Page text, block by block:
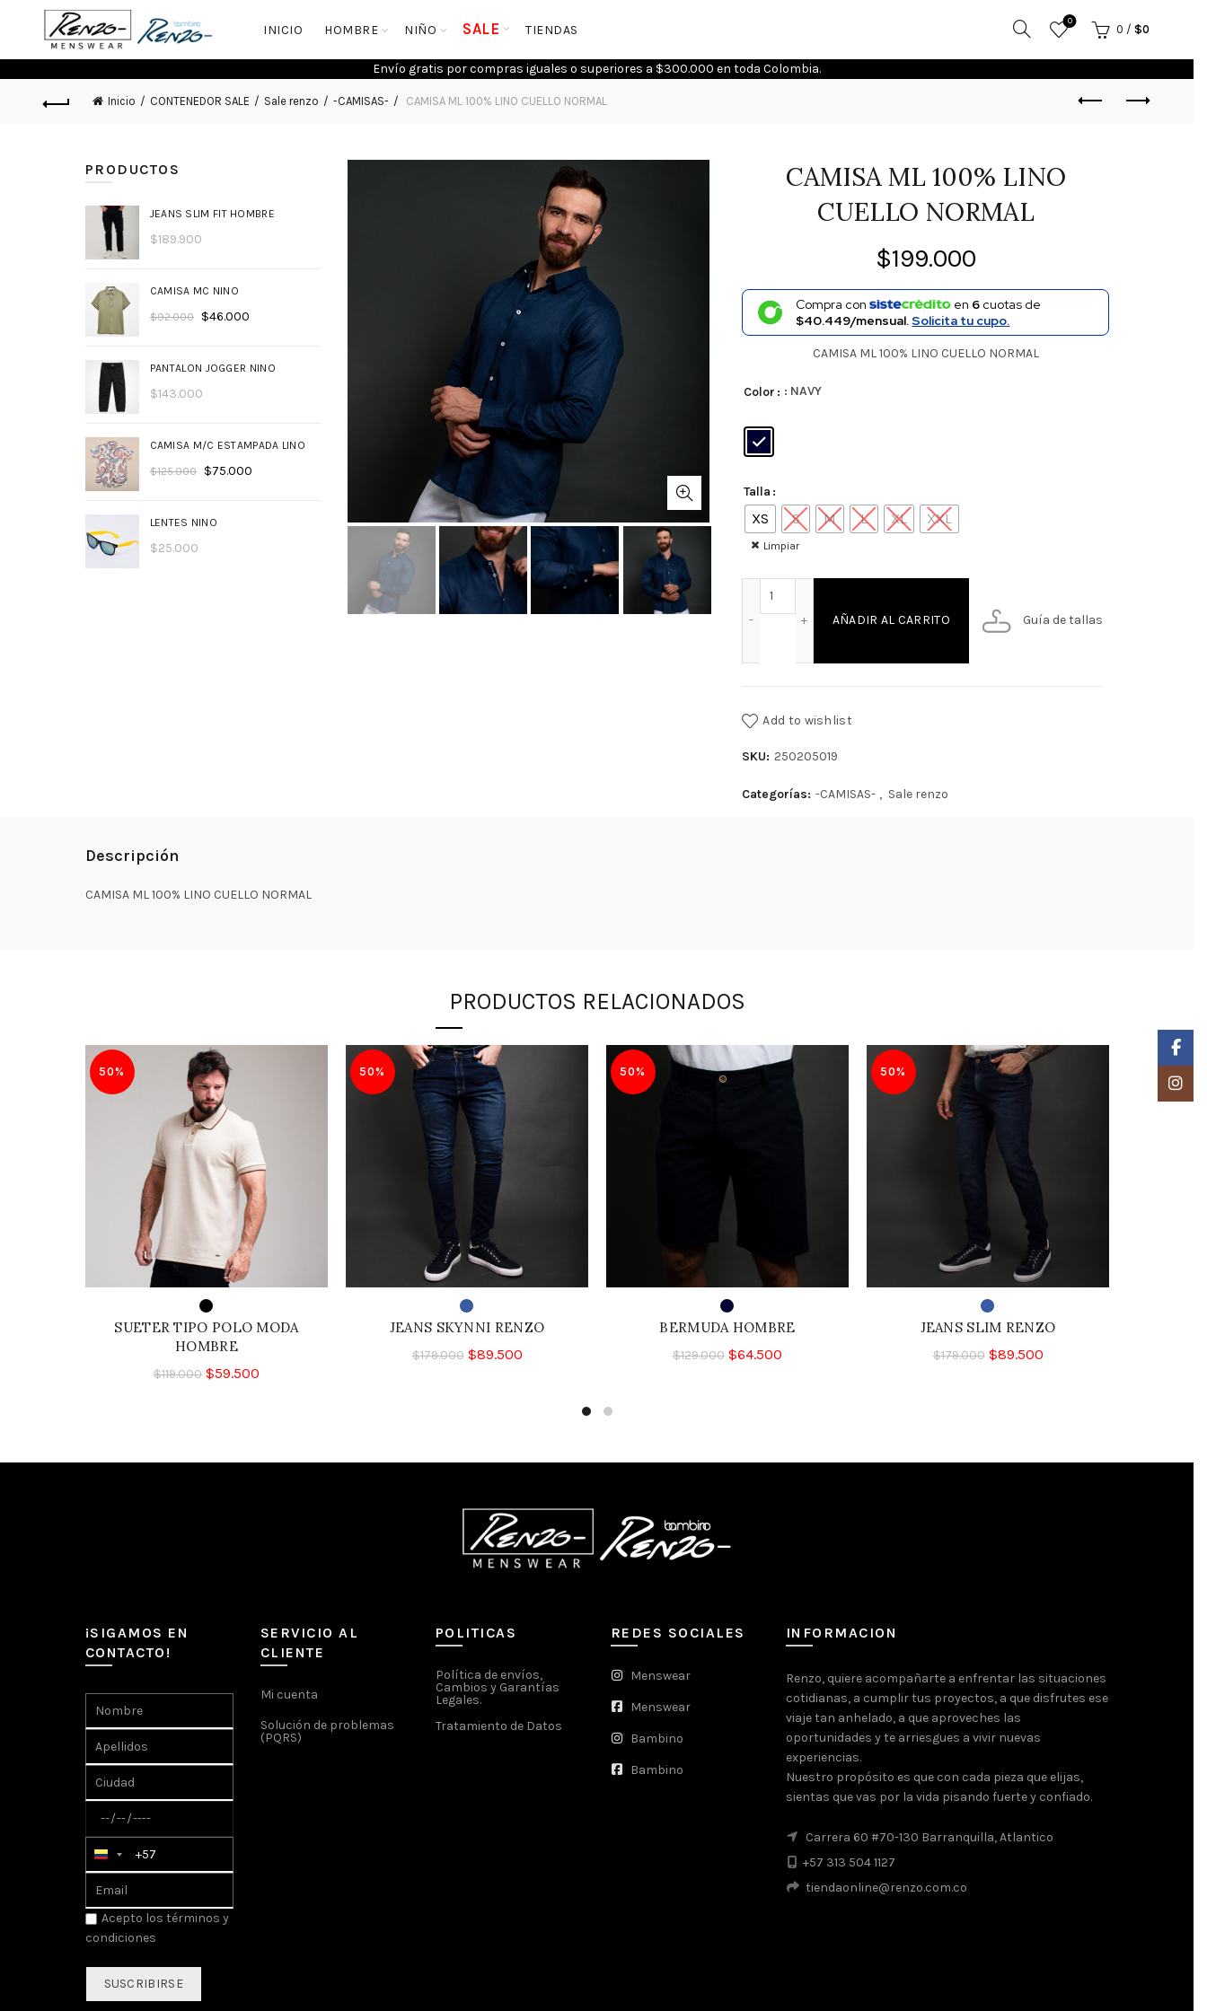
INICIO HOMBRE NIÑO SALE TIENDAS
0
0 / $0
Envío gratis por compras iguales o superiores a $300.000 en toda Colombia.
Inicio CONTENEDOR SALE Sale renzo -CAMISAS- CAMISA ML 100% LINO CUELLO NORMAL
CAMISA ML 100% LINO
CUELLO NORMAL
$199.000
Compra con en 6 cuotas de
$40.449/mensual.Solicita tu cupo.
CAMISA ML 100% LINO CUELLO NORMAL
Color : NAVY
Talla
XS S M L XL XXL
Limpiar
AÑADIR AL CARRITO Guía de tallas
Add to wishlist
SKU: 250205019
Categorías: -CAMISAS- , Sale renzo
PRODUCTOS
JEANS SLIM FIT HOMBRE
$189.900
CAMISA MC NINO
$92.000 $46.000
PANTALON JOGGER NINO
$143.000
CAMISA M/C ESTAMPADA LINO
$125.000 $75.000
LENTES NINO
$25.000
Descripción
CAMISA ML 100% LINO CUELLO NORMAL
PRODUCTOS RELACIONADOS
50%
SUETER TIPO POLO MODA
HOMBRE
$119.000 $59.500
50%
JEANS SKYNNI RENZO
$179.000 $89.500
50%
BERMUDA HOMBRE
$129.000 $64.500
50%
JEANS SLIM RENZO
$179.000 $89.500
¡SIGAMOS EN
CONTACTO!
Acepto los términos y
condiciones
SERVICIO AL
CLIENTE
Mi cuenta
Solución de problemas
(PQRS)
POLITICAS
Política de envíos,
Cambios y Garantías
Legales.
Tratamiento de Datos
REDES SOCIALES
Menswear
Menswear
Bambino
Bambino
INFORMACION
Renzo, quiere acompañarte a enfrentar las situaciones
cotidianas, a cumplir tus proyectos, a que disfrutes ese
viaje tan anhelado, a que aproveches las
oportunidades y te arriesgues a vivir nuevas
experiencias.
Nuestro propósito es que con cada pieza que elijas,
sientas que vas por la vida pisando fuerte y confiado.
Carrera 60 #70-130 Barranquilla, Atlantico
+57 313 504 1127
tiendaonline@renzo.com.co